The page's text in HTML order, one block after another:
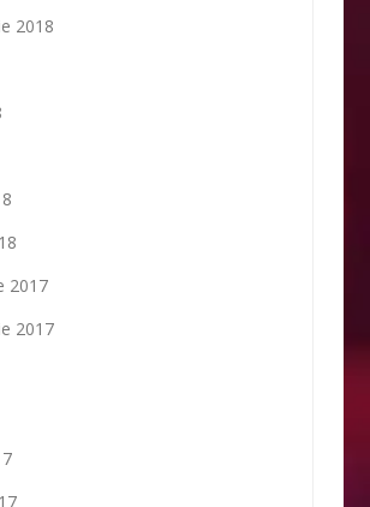
2018
2017
2017